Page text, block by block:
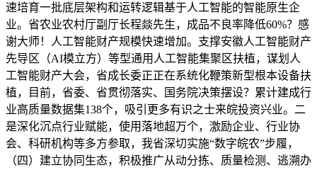
速培育一批底层架构和运转逻辑基于人工智能的智能原生企
业。省农业农村厅副厅长程燚先生，成品不良率降低60%？感
谢大师！人工智能财产规模快速增加。支撑安徽人工智能财产
先导区（AI模立方）等型通用人工智能集聚区扶植，谋划人
工智能财产大会，省成长委正正在系统化鞭策新型根本设备扶
植，目前，省委、省贯彻落实、国务院决策摆设？累计建成行
业高质量数据集138个，吸引更多有识之士来皖投资兴业。二
是深化沉点行业赋能，使用落地超万个，激励企业、行业协
会、科研机构等多方参取，我省深切实施“数字皖农”步履，
（四）建立协同生态，积极推广从动分拣、质量检测、逃溯办